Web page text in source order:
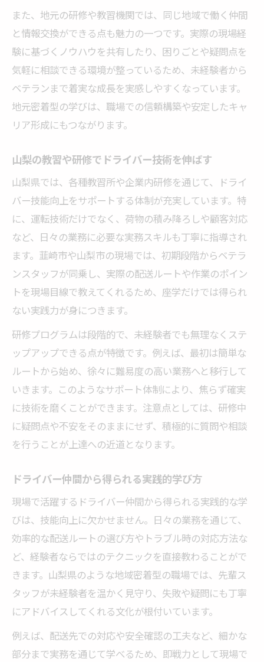
また、地元の研修や教習機関では、同じ地域で働く仲間
と情報交換ができる点も魅力の一つです。実際の現場経
験に基づくノウハウを共有したり、困りごとや疑問点を
気軽に相談できる環境が整っているため、未経験者から
ベテランまで着実な成長を実感しやすくなっています。
地元密着型の学びは、職場での信頼構築や安定したキャ
リア形成にもつながります。
山梨の教習や研修でドライバー技術を伸ばす
山梨県では、各種教習所や企業内研修を通じて、ドライ
バー技能向上をサポートする体制が充実しています。特
に、運転技術だけでなく、荷物の積み降ろしや顧客対応
など、日々の業務に必要な実務スキルも丁寧に指導され
ます。韮崎市や山梨市の現場では、初期段階からベテラ
ンスタッフが同乗し、実際の配送ルートや作業のポイン
トを現場目線で教えてくれるため、座学だけでは得られ
ない実践力が身につきます。
研修プログラムは段階的で、未経験者でも無理なくステ
ップアップできる点が特徴です。例えば、最初は簡単な
ルートから始め、徐々に難易度の高い業務へと移行して
いきます。このようなサポート体制により、焦らず確実
に技術を磨くことができます。注意点としては、研修中
に疑問点や不安をそのままにせず、積極的に質問や相談
を行うことが上達への近道となります。
ドライバー仲間から得られる実践的学び方
現場で活躍するドライバー仲間から得られる実践的な学
びは、技能向上に欠かせません。日々の業務を通じて、
効率的な配送ルートの選び方やトラブル時の対応方法な
ど、経験者ならではのテクニックを直接教わることがで
きます。山梨県のような地域密着型の職場では、先輩ス
タッフが未経験者を温かく見守り、失敗や疑問にも丁寧
にアドバイスしてくれる文化が根付いています。
例えば、配送先での対応や安全確認の工夫など、細かな
部分まで実務を通じて学べるため、即戦力として現場で